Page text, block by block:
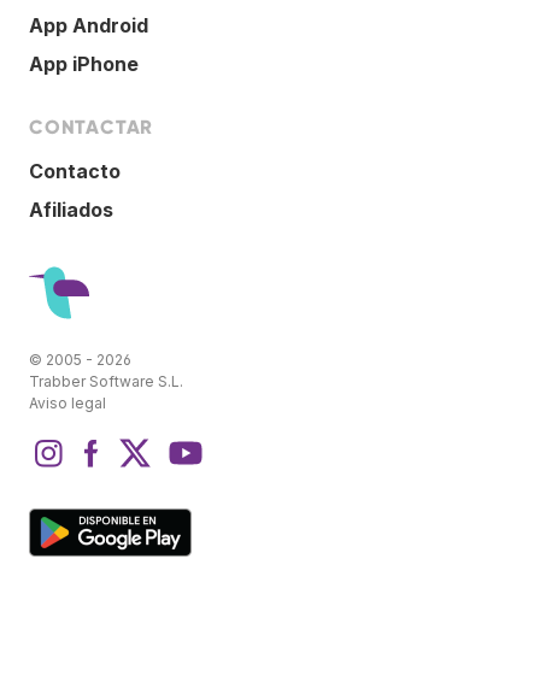
App Android
App iPhone
CONTACTAR
Contacto
Afiliados
© 2005 - 2026
Trabber Software S.L.
Aviso legal